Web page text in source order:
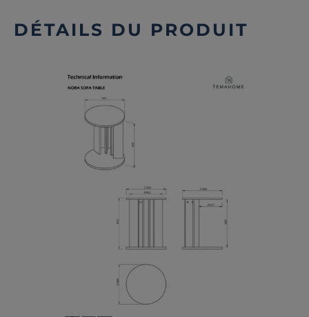
DÉTAILS DU PRODUIT